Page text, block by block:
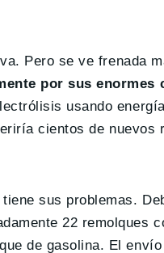
Pero se ve frenada
por sus enormes
usando
cientos de nuevos
sus problemas.
22 remolques
de gasolina. El